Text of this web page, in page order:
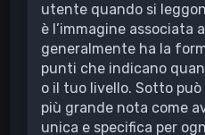
utente quando si
è l’immagine associata
generalmente ha la
punti che indicano
o il tuo livello. Sotto può
più grande nota come
unica e specifica per